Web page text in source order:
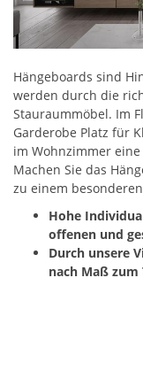
Hängeboards sind
werden durch die
Stauraummöbel. Im
Garderobe Platz für
im Wohnzimmer
Machen Sie das
zu einem
Hohe
offenen und
Durch unsere
nach Maß